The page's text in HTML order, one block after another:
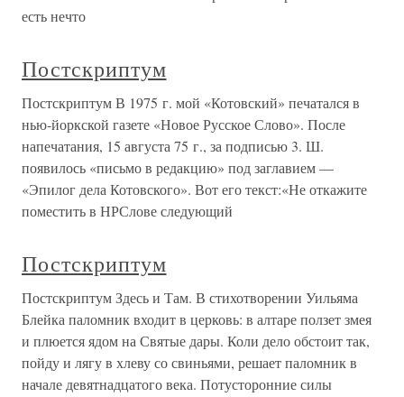
есть нечто
Постскриптум
Постскриптум В 1975 г. мой «Котовский» печатался в
нью-йоркской газете «Новое Русское Слово». После
напечатания, 15 августа 75 г., за подписью 3. Ш.
появилось «письмо в редакцию» под заглавием —
«Эпилог дела Котовского». Вот его текст:«Не откажите
поместить в НРСлове следующий
Постскриптум
Постскриптум Здесь и Там. В стихотворении Уильяма
Блейка паломник входит в церковь: в алтаре ползет змея
и плюется ядом на Святые дары. Коли дело обстоит так,
пойду и лягу в хлеву со свиньями, решает паломник в
начале девятнадцатого века. Потусторонние силы